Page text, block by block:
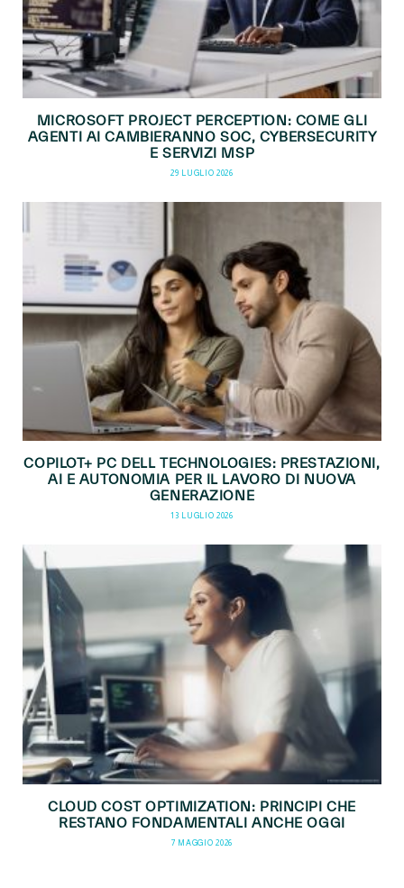
MICROSOFT PROJECT PERCEPTION: COME GLI
AGENTI AI CAMBIERANNO SOC, CYBERSECURITY
E SERVIZI MSP
29 LUGLIO 2026
COPILOT+ PC DELL TECHNOLOGIES: PRESTAZIONI,
AI E AUTONOMIA PER IL LAVORO DI NUOVA
GENERAZIONE
13 LUGLIO 2026
CLOUD COST OPTIMIZATION: PRINCIPI CHE
RESTANO FONDAMENTALI ANCHE OGGI
7 MAGGIO 2026